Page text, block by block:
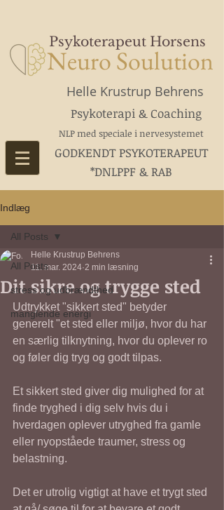
Psykoterapeut Horsens
Neuro Soulution
Helle Krustrup Behrens
Psykoterapi & Coaching
NLP med speciale i nervesystemet
GODKENDT PSYKOTERAPEUT
*DNLPPF & RAB
Indlæg
All Posts
stress og udbrændthed
manglende energi
All Posts
Dit sikre og trygge sted
Helle Krustrup Behrens
11. mar. 2024 2 min læsning
Udtrykket "sikkert sted" betyder
generelt "et sted eller miljø, hvor du har
en særlig tilknytning, hvor du oplever ro
og føler dig tryg og godt tilpas.
Et sikkert sted giver dig mulighed for at
finde tryghed i dig selv hvis du i
hverdagen oplever utryghed fra gamle
eller nyopståede traumer, stress og
belastning.
Det er utrolig vigtigt at have et trygt sted